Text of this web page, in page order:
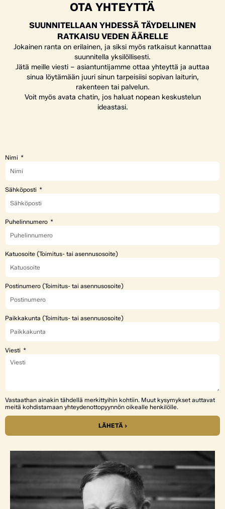
OTA YHTEYTTÄ
SUUNNITELLAAN YHDESSÄ TÄYDELLINEN
RATKAISU VEDEN ÄÄRELLE
Jokainen ranta on erilainen, ja siksi myös ratkaisut kannattaa
suunnitella yksilöllisesti.
Jätä meille viesti – asiantuntijamme ottaa yhteyttä ja auttaa
sinua löytämään juuri sinun tarpeisiisi sopivan laiturin,
rakenteen tai palvelun.
Voit myös avata chatin, jos haluat nopean keskustelun
ideastasi.
Nimi
Sähköposti
Puhelinnumero
Katuosoite (Toimitus- tai asennusosoite)
Postinumero (Toimitus- tai asennusosoite)
Paikkakunta (Toimitus- tai asennusosoite)
Viesti
Vastaathan ainakin tähdellä merkittyihin kohtiin. Muut kysymykset auttavat
meitä kohdistamaan yhteydenottopyynnön oikealle henkilölle.
LÄHETÄ ›